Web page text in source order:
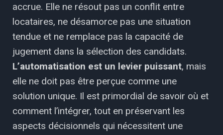
accrue. Elle ne résout pas un conflit entre
locataires, ne désamorce pas une situation
tendue et ne remplace pas la capacité de
jugement dans la sélection des candidats.
L’automatisation est un levier puissant, mais
elle ne doit pas être perçue comme une
solution unique. Il est primordial de savoir où et
comment l’intégrer, tout en préservant les
aspects décisionnels qui nécessitent une